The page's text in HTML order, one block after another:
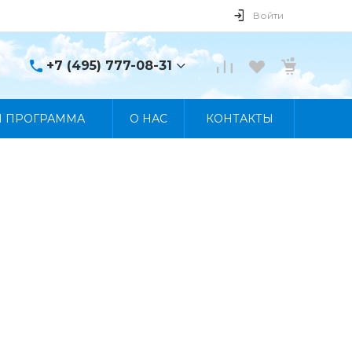
Войти
+7 (495) 777-08-31
+7 (495) 777-08-31
ПРОГРАММА О НАС КОНТАКТЫ